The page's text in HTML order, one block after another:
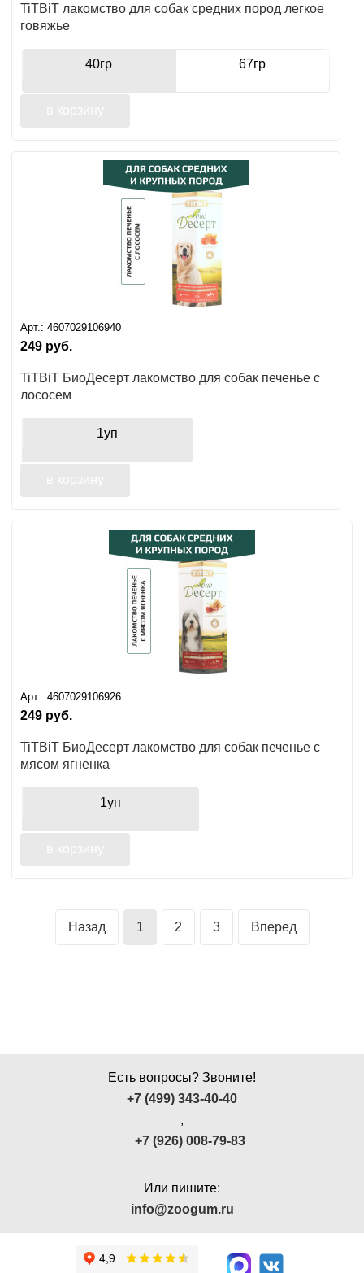
TiTBiT лакомство для собак средних пород легкое
говяжье
40гр 67гр
Арт.: 4607029106940
249 руб.
TiTBiT БиоДесерт лакомство для собак печенье с
лососем
1уп
Арт.: 4607029106926
249 руб.
TiTBiT БиоДесерт лакомство для собак печенье с
мясом ягненка
1уп
Назад 1 2 3 Вперед
Есть вопросы? Звоните!
+7 (499) 343-40-40
,
+7 (926) 008-79-83
Или пишите:
info@zoogum.ru